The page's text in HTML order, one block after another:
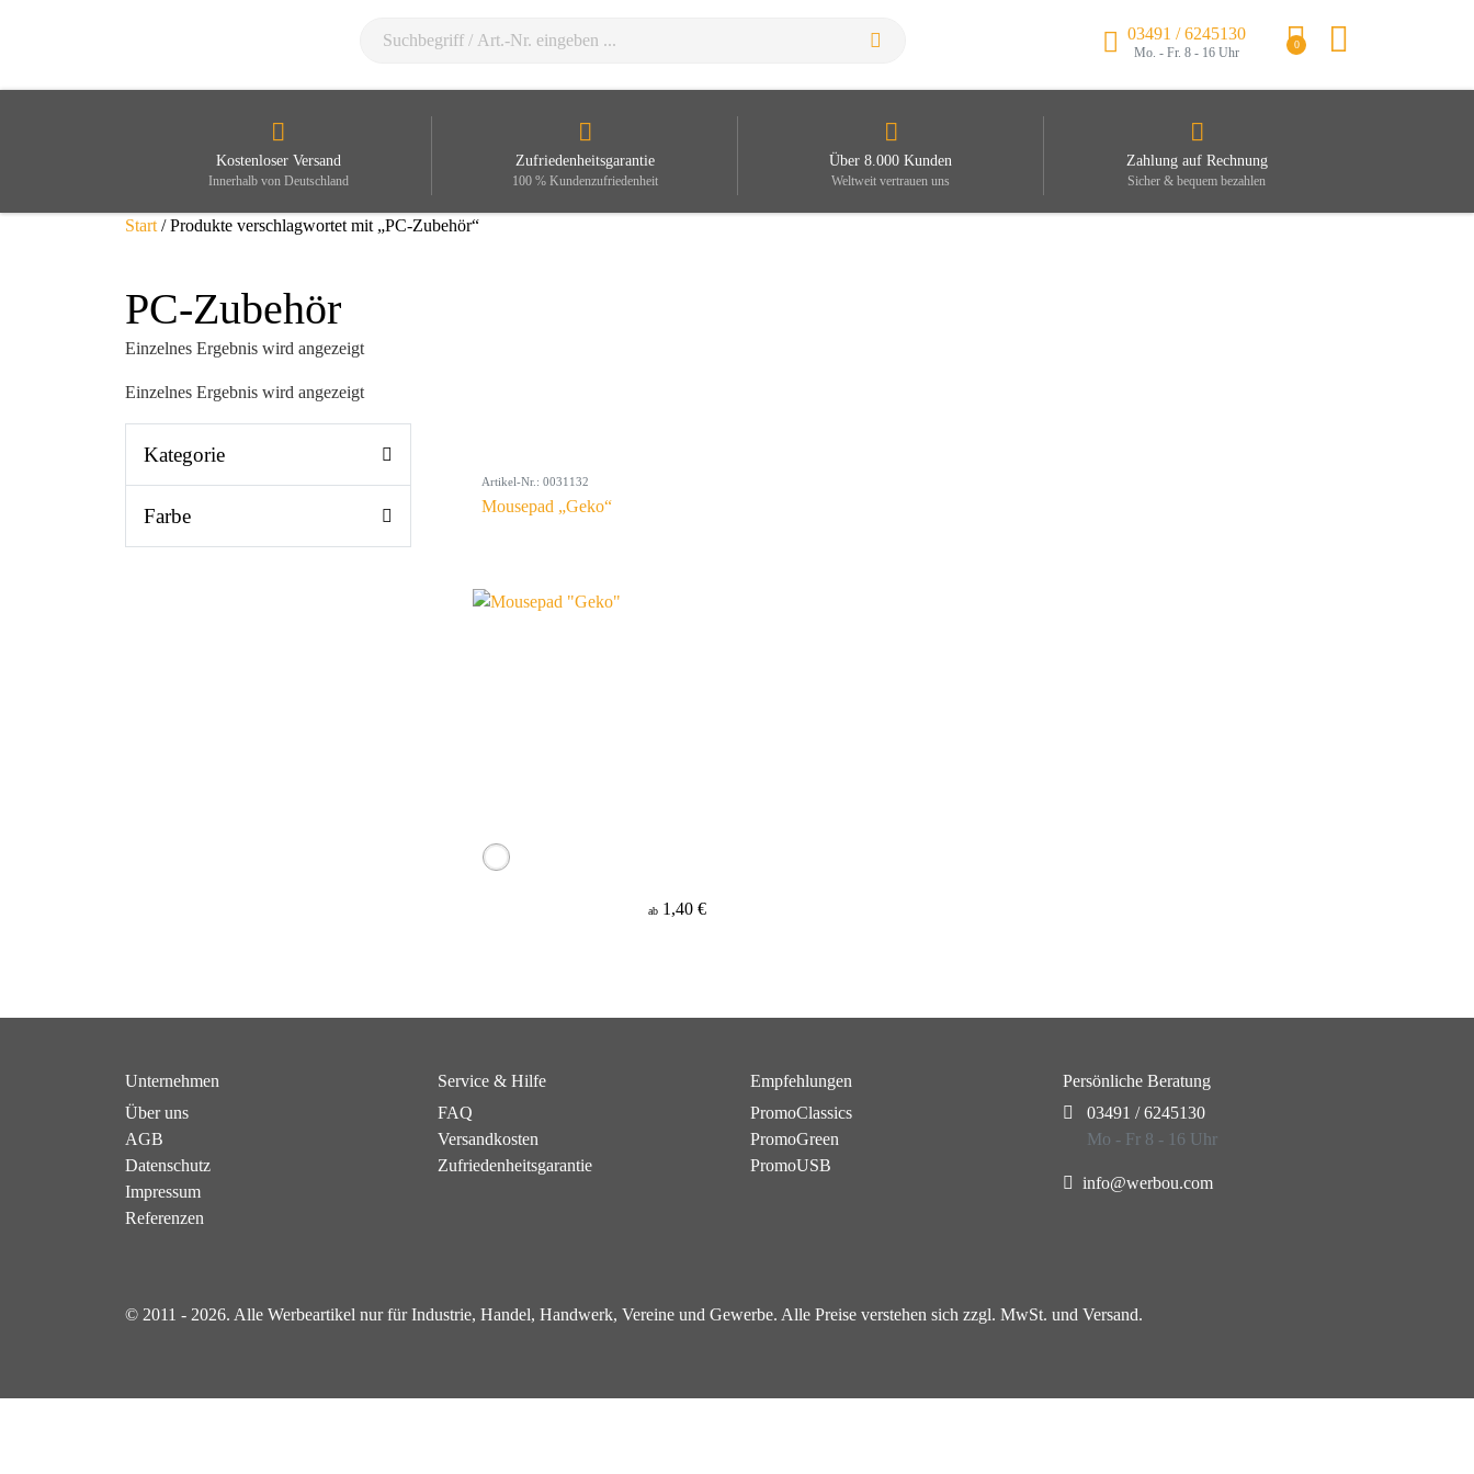
03491 / 6245130
Mo. - Fr. 8 - 16 Uhr
0
Kostenloser Versand
Innerhalb von Deutschland
Zufriedenheitsgarantie
100 % Kundenzufriedenheit
Über 8.000 Kunden
Weltweit vertrauen uns
Zahlung auf Rechnung
Sicher & bequem bezahlen
Start / Produkte verschlagwortet mit „PC-Zubehör“
PC-Zubehör
Einzelnes Ergebnis wird angezeigt
Einzelnes Ergebnis wird angezeigt
Kategorie
Farbe
Artikel-Nr.: 0031132
Mousepad „Geko“
ab 1,40 €
Unternehmen
Über uns
AGB
Datenschutz
Impressum
Referenzen
Service & Hilfe
FAQ
Versandkosten
Zufriedenheitsgarantie
Empfehlungen
PromoClassics
PromoGreen
PromoUSB
Persönliche Beratung
03491 / 6245130
Mo - Fr 8 - 16 Uhr
info@werbou.com
© 2011 - 2026. Alle Werbeartikel nur für Industrie, Handel, Handwerk, Vereine und Gewerbe. Alle Preise verstehen sich zzgl. MwSt. und Versand.